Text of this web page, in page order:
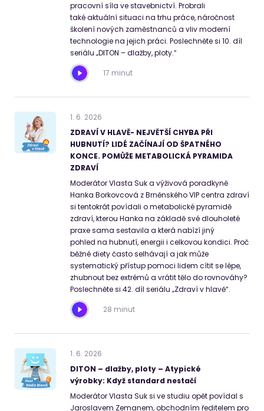
pracovní síla ve stavebnictví. Probrali
také aktuální situaci na trhu práce, náročnost
školení nových zaměstnanců a vliv moderní
technologie na jejich práci. Poslechněte si 10. díl
seriálu „DITON – dlažby, ploty.“
17 minut
1. 6. 2026
ZDRAVÍ V HLAVĚ- NEJVĚTŠÍ CHYBA PŘI
HUBNUTÍ? LIDÉ ZAČÍNAJÍ OD ŠPATNÉHO
KONCE. POMŮŽE METABOLICKÁ PYRAMIDA
ZDRAVÍ
Moderátor Vlasta Suk a výživová poradkyně
Hanka Borkovcová z Brněnského VIP centra zdraví
si tentokrát povídali o metabolické pyramidě
zdraví, kterou Hanka na základě své dlouholeté
praxe sama sestavila a která nabízí jiný
pohled na hubnutí, energii i celkovou kondici. Proč
běžné diety často selhávají a jak může
systematický přístup pomoci lidem cítit se lépe,
zhubnout bez extrémů a vrátit tělo do rovnováhy?
Poslechněte si 42. díl seriálu „Zdraví v hlavě“.
28 minut
1. 6. 2026
DITON – dlažby, ploty – Atypické
výrobky: Když standard nestačí
Moderátor Vlasta Suk si ve studiu opět povídal s
Jaroslavem Zemanem, obchodním ředitelem pro